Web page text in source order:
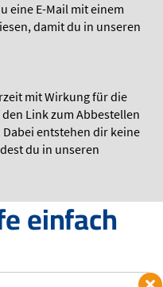
eine E-Mail mit einem
damit du in unseren
mit Wirkung für die
Link zum Abbestellen
entstehen dir keine
du in unseren
einfach